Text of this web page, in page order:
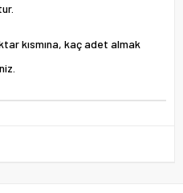
kısmına, kaç adet almak